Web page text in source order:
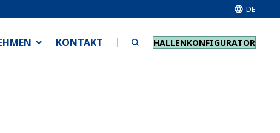
DE
KONTAKT HALLENKONFIGURATOR